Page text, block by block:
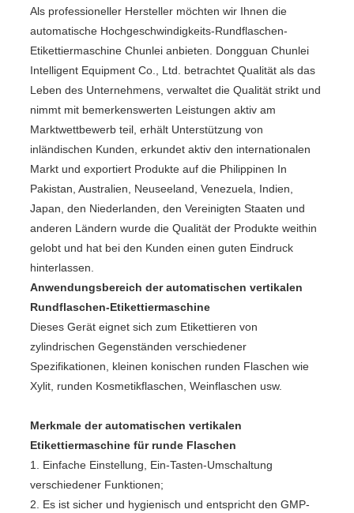
Als professioneller Hersteller möchten wir Ihnen die
automatische Hochgeschwindigkeits-Rundflaschen-
Etikettiermaschine Chunlei anbieten. Dongguan Chunlei
Intelligent Equipment Co., Ltd. betrachtet Qualität als das
Leben des Unternehmens, verwaltet die Qualität strikt und
nimmt mit bemerkenswerten Leistungen aktiv am
Marktwettbewerb teil, erhält Unterstützung von
inländischen Kunden, erkundet aktiv den internationalen
Markt und exportiert Produkte auf die Philippinen In
Pakistan, Australien, Neuseeland, Venezuela, Indien,
Japan, den Niederlanden, den Vereinigten Staaten und
anderen Ländern wurde die Qualität der Produkte weithin
gelobt und hat bei den Kunden einen guten Eindruck
hinterlassen.
Anwendungsbereich der automatischen vertikalen
Rundflaschen-Etikettiermaschine
Dieses Gerät eignet sich zum Etikettieren von
zylindrischen Gegenständen verschiedener
Spezifikationen, kleinen konischen runden Flaschen wie
Xylit, runden Kosmetikflaschen, Weinflaschen usw.
Merkmale der automatischen vertikalen
Etikettiermaschine für runde Flaschen
1. Einfache Einstellung, Ein-Tasten-Umschaltung
verschiedener Funktionen;
2. Es ist sicher und hygienisch und entspricht den GMP-